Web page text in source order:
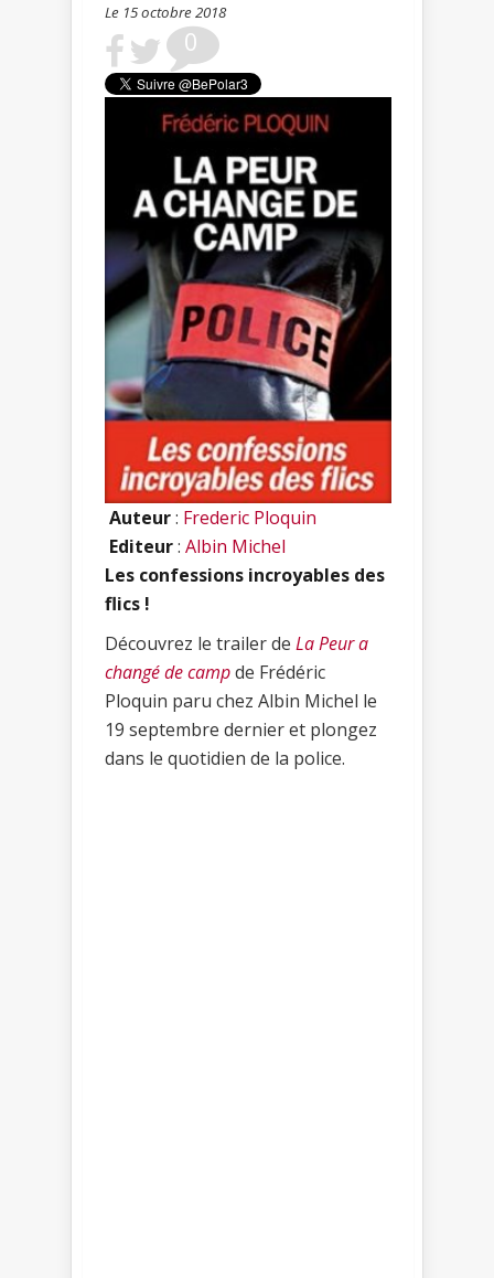
Le 15 octobre 2018
0
Auteur: Frederic Ploquin
Editeur: Albin Michel
Les confessions incroyables des
flics !
Découvrez le trailer de La Peur a
changé de campde Frédéric
Ploquin paru chez Albin Michel le
19 septembre dernier et plongez
dans le quotidien de la police.